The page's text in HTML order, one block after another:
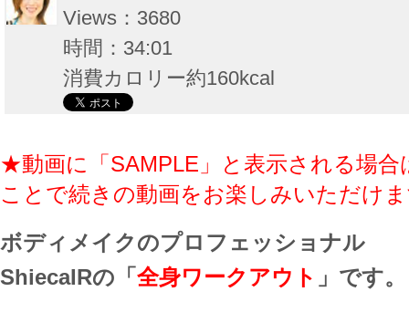
Views：3680
時間：34:01
消費カロリー約160kcal
★動画に「SAMPLE」と表示される場合
ことで続きの動画をお楽しみいただけ
ボディメイクのプロフェッショナル
ShiecaIRの「 全身ワークアウト 」です。